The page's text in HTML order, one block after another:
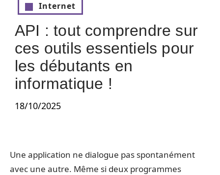
Internet
API : tout comprendre sur
ces outils essentiels pour
les débutants en
informatique !
18/10/2025
Une application ne dialogue pas spontanément
avec une autre. Même si deux programmes